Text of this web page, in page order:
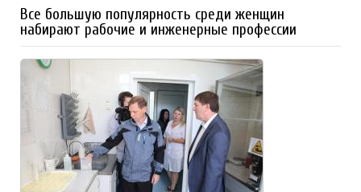
Все большую популярность среди женщин
набирают рабочие и инженерные профессии